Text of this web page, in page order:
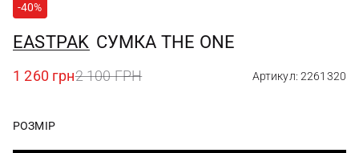
-40%
EASTPAK СУМКА THE ONE
1 260 грн2 100 ГРН Артикул: 2261320
РОЗМІР